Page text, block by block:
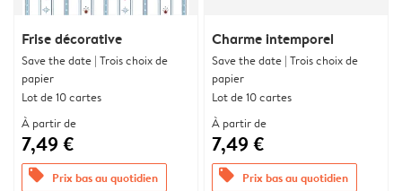
Frise décorative
Save the date | Trois choix de
papier
Lot de 10 cartes
À partir de
7,49 €
offers Prix bas au quotidien
Charme intemporel
Save the date | Trois choix de
papier
Lot de 10 cartes
À partir de
7,49 €
offers Prix bas au quotidien